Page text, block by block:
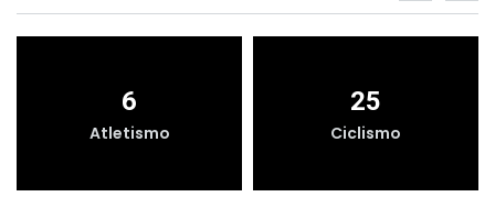
6
Atletismo
25
Ciclismo